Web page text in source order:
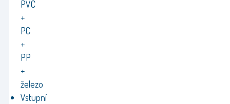
PVC
+
PC
+
PP
+
železo
Vstupní